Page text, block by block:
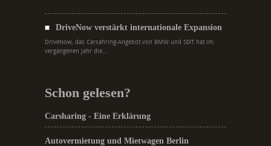
DriveNow verstärkt internationale Expansion
DriveNow, das Carsahring-Angebot von BMW und SIXT hat im
vergangenen Jahr die...
Schon gelesen?
Carsharing - Eine Erklärung
Autovermietung und Mietwagen Berlin